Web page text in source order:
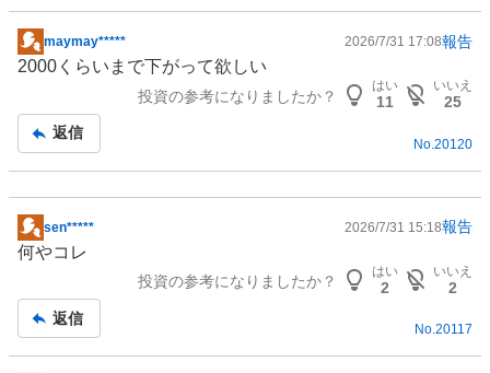
掲
示
事
maymay***** 2026/7/31 17:08報告
2000くらいまで下がって欲しい
投資の参考になりましたか？
はい
11
いいえ
25
返信
No. 20120
掲
示
事
sen***** 2026/7/31 15:18報告
何やコレ
投資の参考になりましたか？
はい
2
いいえ
2
返信
No.20117